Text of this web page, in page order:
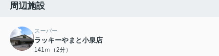
周辺施設
スーパー
ラッキーやまと小泉店
141ｍ（2分）